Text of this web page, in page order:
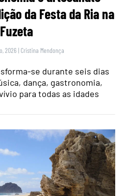
da Festa da Ria na
Fuzeta
2026 | Cristina Mendonça
se durante seis dias
dança, gastronomia,
para todas as idades